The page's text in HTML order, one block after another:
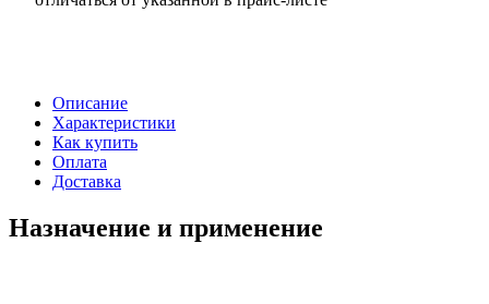
Описание
Характеристики
Как купить
Оплата
Доставка
Назначение и применение